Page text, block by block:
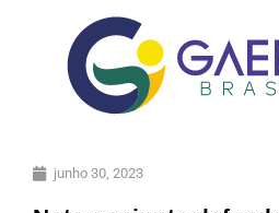
junho 30, 2023